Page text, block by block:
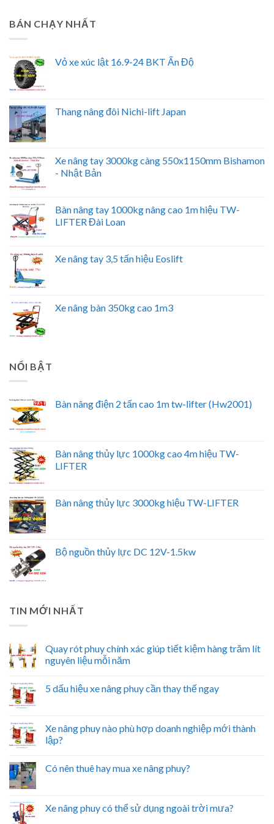
BÁN CHẠY NHẤT
Vỏ xe xúc lật 16.9-24 BKT Ấn Độ
Thang nâng đôi Nichi-lift Japan
Xe nâng tay 3000kg càng 550x1150mm Bishamon
- Nhật Bản
Bàn nâng tay 1000kg nâng cao 1m hiệu TW-
LIFTER Đài Loan
Xe nâng tay 3,5 tấn hiệu Eoslift
Xe nâng bàn 350kg cao 1m3
NỔI BẬT
Bàn nâng điện 2 tấn cao 1m tw-lifter (Hw2001)
Bàn nâng thủy lực 1000kg cao 4m hiệu TW-
LIFTER
Bàn nâng thủy lực 3000kg hiệu TW-LIFTER
Bộ nguồn thủy lực DC 12V-1.5kw
TIN MỚI NHẤT
Quay rót phuy chính xác giúp tiết kiệm hàng trăm lít
nguyên liệu mỗi năm
5 dấu hiệu xe nâng phuy cần thay thế ngay
Xe nâng phuy nào phù hợp doanh nghiệp mới thành
lập?
Có nên thuê hay mua xe nâng phuy?
Xe nâng phuy có thể sử dụng ngoài trời mưa?